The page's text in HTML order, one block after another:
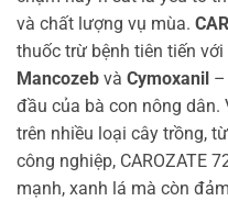
và chất lượng vụ mùa.
thuốc trừ bệnh tiên tiến
Mancozeb và Cymoxanil
đầu của bà con nông dân.
trên nhiều loại cây trồng,
công nghiệp, CAROZATE
mạnh, xanh lá mà còn